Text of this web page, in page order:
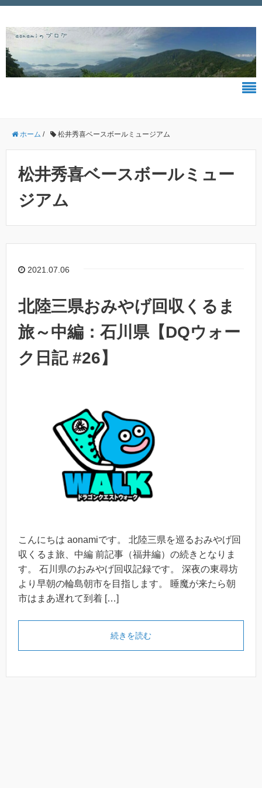
ホーム / 松井秀喜ベースボールミュージアム
松井秀喜ベースボールミュー
ジアム
2021.07.06
北陸三県おみやげ回収くるま
旅～中編：石川県【DQウォー
ク日記 #26】
こんにちは aonamiです。 北陸三県を巡るおみやげ回
収くるま旅、中編 前記事（福井編）の続きとなりま
す。 石川県のおみやげ回収記録です。 深夜の東尋坊
より早朝の輪島朝市を目指します。 睡魔が来たら朝
市はまあ遅れて到着 […]
続きを読む